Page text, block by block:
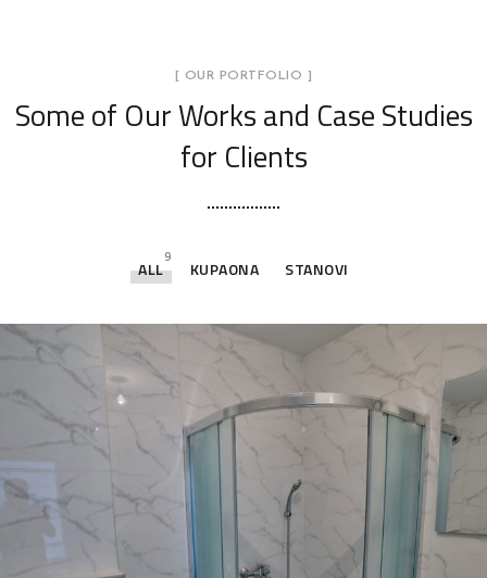
[ OUR PORTFOLIO ]
Some of Our Worksand Case Studies
for Clients
ALL
9
KUPAONA STANOVI
Kupaona